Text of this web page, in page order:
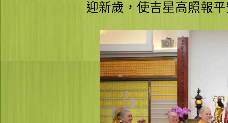
迎新歲，使吉星高照報